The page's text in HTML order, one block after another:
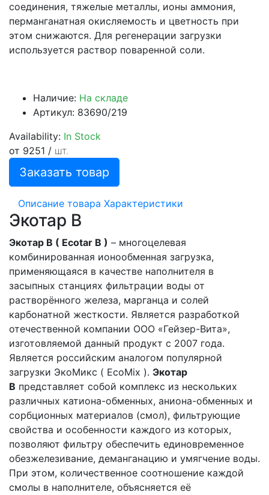
соединения, тяжелые металлы, ионы аммония,
перманганатная окисляемость и цветность при
этом снижаются. Для регенерации загрузки
используется раствор поваренной соли.
Наличие: На складе
Артикул: 83690/219
Availability: In Stock
от 9251 / шт.
Заказать товар
Описание товара Характеристики
Экотар В
Экотар B ( Ecotar B ) – многоцелевая
комбинированная ионообменная загрузка,
применяющаяся в качестве наполнителя в
засыпных станциях фильтрации воды от
растворённого железа, марганца и солей
карбонатной жесткости. Является разработкой
отечественной компании ООО «Гейзер-Вита»,
изготовляемой данный продукт с 2007 года.
Является российским аналогом популярной
загрузки ЭкоМикс ( EcoMix ). Экотар
B представляет собой комплекс из нескольких
различных катиона-обменных, аниона-обменных и
сорбционных материалов (смол), фильтрующие
свойства и особенности каждого из которых,
позволяют фильтру обеспечить единовременное
обезжелезивание, деманганацию и умягчение воды.
При этом, количественное соотношение каждой
смолы в наполнителе, объясняется её